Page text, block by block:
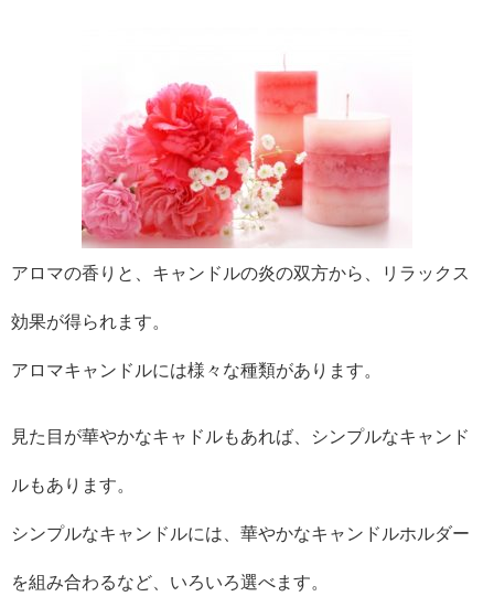
アロマの香りと、キャンドルの炎の双方から、リラックス
効果が得られます。
アロマキャンドルには様々な種類があります。
見た目が華やかなキャドルもあれば、シンプルなキャンド
ルもあります。
シンプルなキャンドルには、華やかなキャンドルホルダー
を組み合わるなど、いろいろ選べます。